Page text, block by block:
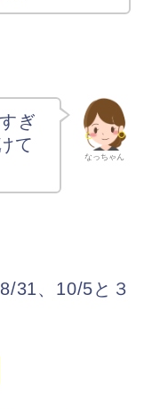
なっちゃん
ぎ
て
31、10/5と３